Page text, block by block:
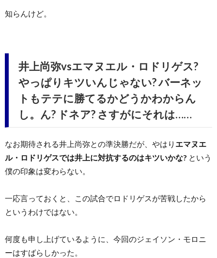
知らんけど。
井上尚弥vsエマヌエル・ロドリゲス?
やっぱりキツいんじゃない? バーネッ
トもテテに勝てるかどうかわからん
し。ん? ドネア? さすがにそれは……
なお期待される井上尚弥との準決勝だが、やはり エマヌエ
ル・ロドリゲスでは井上に対抗するのはキツいかな? という
僕の印象は変わらない。
一応言っておくと、この試合でロドリゲスが苦戦したから
というわけではない。
何度も申し上げているように、今回のジェイソン・モロニ
ーはすばらしかった。